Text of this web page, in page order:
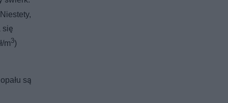
się
m3)
są